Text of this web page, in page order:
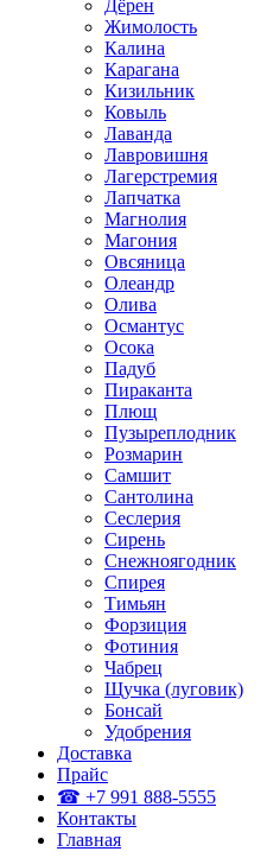
Дёрен
Жимолость
Калина
Карагана
Кизильник
Ковыль
Лаванда
Лавровишня
Лагерстремия
Лапчатка
Магнолия
Магония
Овсяница
Олеандр
Олива
Османтус
Осока
Падуб
Пираканта
Плющ
Пузыреплодник
Розмарин
Самшит
Сантолина
Сеслерия
Сирень
Снежноягодник
Спирея
Тимьян
Форзиция
Фотиния
Чабрец
Щучка (луговик)
Бонсай
Удобрения
Доставка
Прайс
☎ +7 991 888-5555
Контакты
Главная